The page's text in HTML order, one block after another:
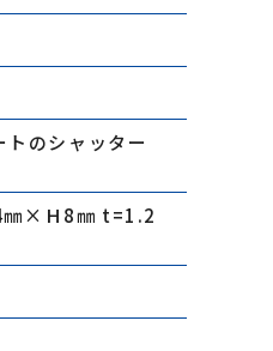
のシャッター
×Ｈ8㎜ t=1.2